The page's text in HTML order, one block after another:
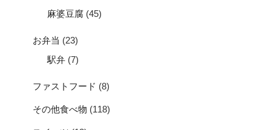
麻婆豆腐 (45)
お弁当 (23)
駅弁 (7)
ファストフード (8)
その他食べ物 (118)